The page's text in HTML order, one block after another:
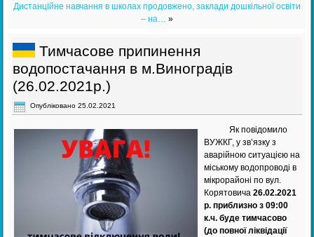
Дистанційне навчання в школах продовжено, заклади дошкільної освіти
– на… »
Тимчасове припинення
водопостачання в м.Виноградів
(26.02.2021р.)
Опубліковано 25.02.2021
Як повідомило
ВУЖКГ, у зв’язку з
аварійною ситуацією на
міському водопроводі в
мікрорайоні по вул.
Корятовича 26.02.2021
р. приблизно з 09:00
к.ч. буде тимчасово
(до повної ліквідації